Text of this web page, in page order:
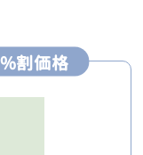
割価格